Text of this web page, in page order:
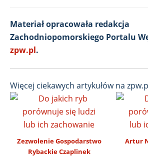
Materiał opracowała redakcja
Zachodniopomorskiego Portalu
zpw.pl.
Więcej ciekawych artykułów na
Zezwolenie Gospodarstwo
Rybackie Czaplinek
Artur